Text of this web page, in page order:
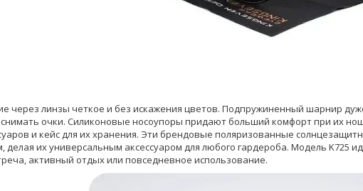
через линзы четкое и без искажения цветов. Подпружиненный шарнир
очки. Силиконовые носоупоры придают больший комфорт при их
и кейс для их хранения. Эти брендовые поляризованные
их универсальным аксессуаром для любого гардероба. Модель K725
активный отдых или повседневное использование.